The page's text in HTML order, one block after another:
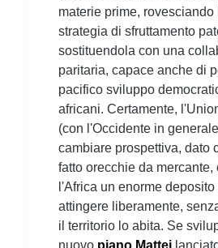
materie prime, rovesciando
strategia di sfruttamento
sostituendola con una
paritaria, capace anche di
pacifico sviluppo
africani. Certamente,
(con l'Occidente in
cambiare prospettiva, dato
fatto orecchie da
l'Africa un enorme deposito
attingere liberamente,
il territorio lo abita. Se
nuovo piano Mattei